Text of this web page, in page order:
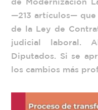
—213 artículos—
de la Ley de
judicial laboral.
Diputados. Si se
los cambios más